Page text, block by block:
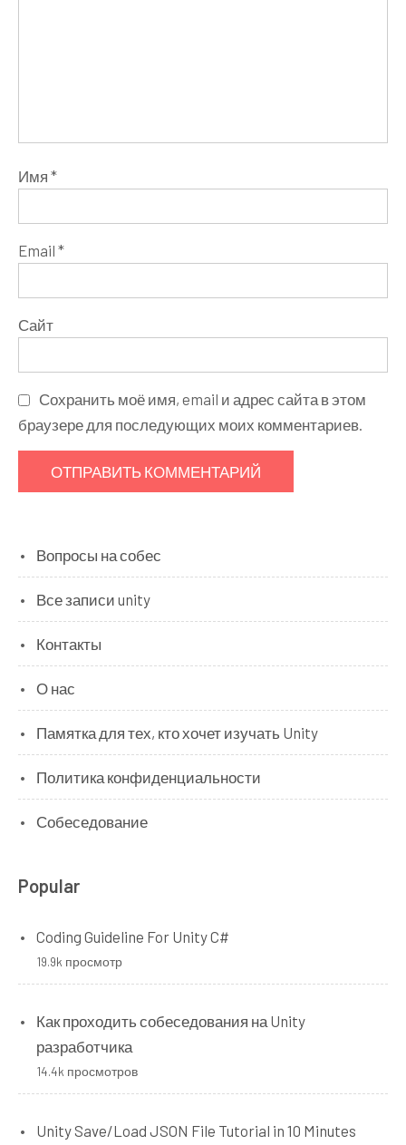
Имя *
Email *
Сайт
Сохранить моё имя, email и адрес сайта в этом
браузере для последующих моих комментариев.
Вопросы на собес
Все записи unity
Контакты
О нас
Памятка для тех, кто хочет изучать Unity
Политика конфиденциальности
Собеседование
Popular
Coding Guideline For Unity C#
19.9k просмотр
Как проходить собеседования на Unity
разработчика
14.4k просмотров
Unity Save/Load JSON File Tutorial in 10 Minutes